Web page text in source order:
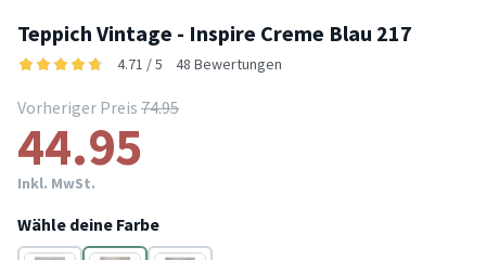
Teppich Vintage - Inspire Creme Blau 217
4.71 / 5 48 Bewertungen
Vorheriger Preis 74.95
44.95
Inkl. MwSt.
Wähle deine Farbe